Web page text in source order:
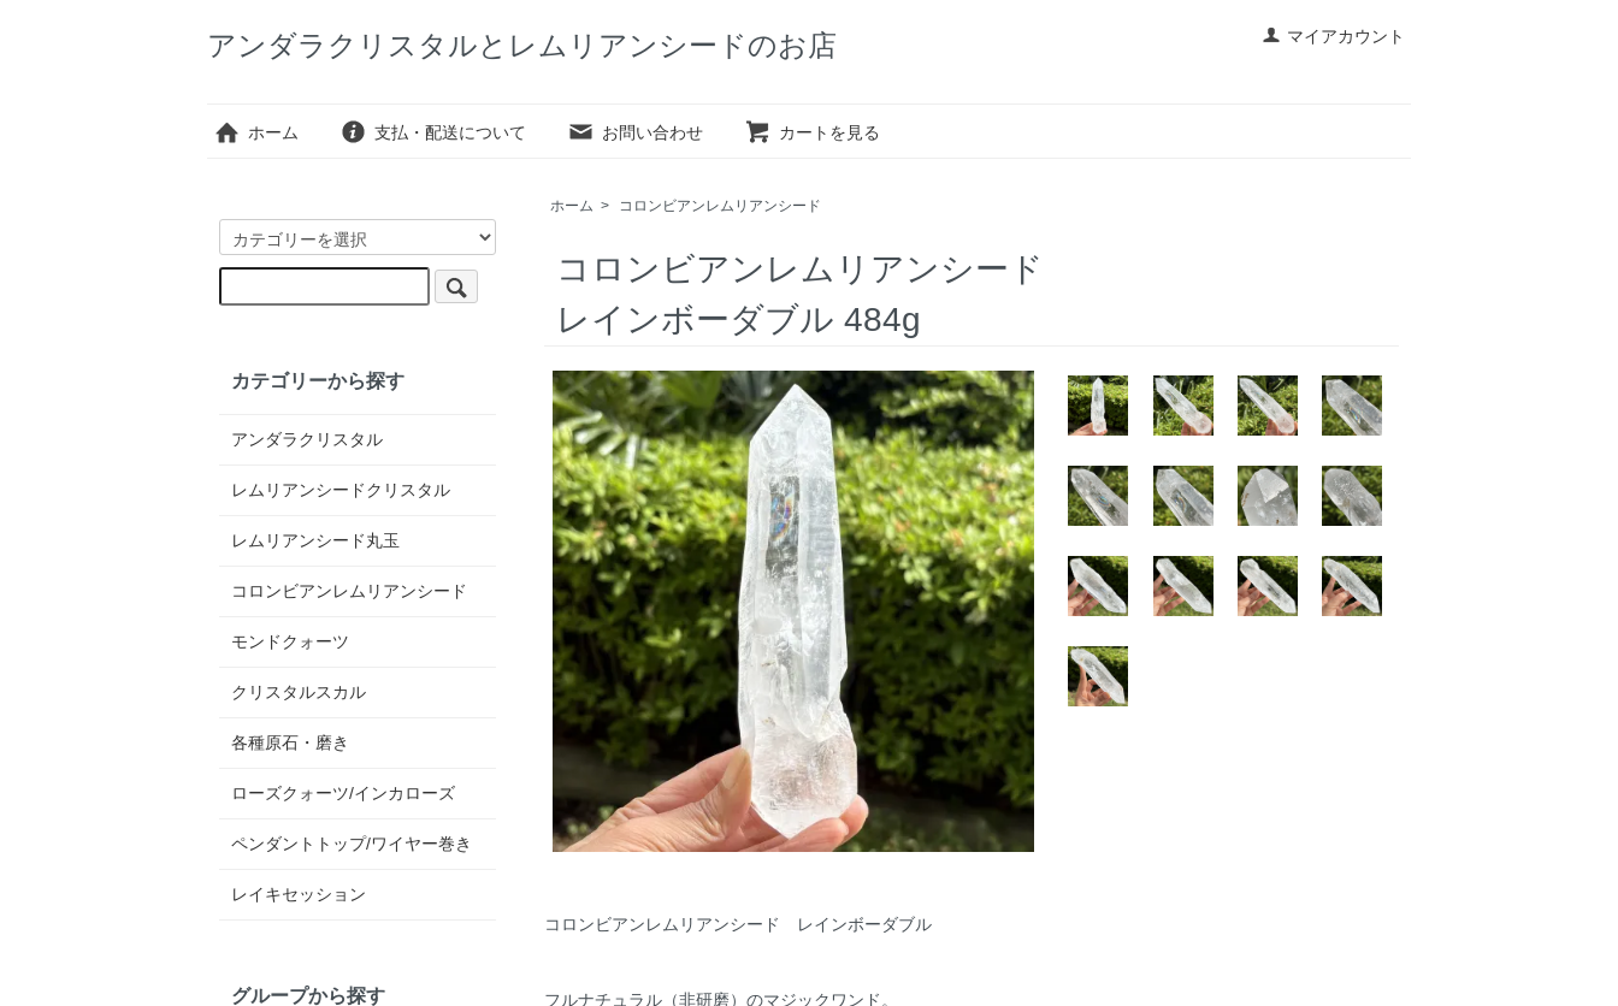
マイアカウント
アンダラクリスタルとレムリアンシードのお店
ホーム 支払・配送について お問い合わせ カートを見る
ホーム > コロンビアンレムリアンシード
コロンビアンレムリアンシード
レインボーダブル 484g
コロンビアンレムリアンシード レインボーダブル
フルナチュラル（非研磨）のマジックワンド。
カテゴリーから探す
アンダラクリスタル
レムリアンシードクリスタル
レムリアンシード丸玉
コロンビアンレムリアンシード
モンドクォーツ
クリスタルスカル
各種原石・磨き
ローズクォーツ/インカローズ
ペンダントトップ/ワイヤー巻き
レイキセッション
グループから探す